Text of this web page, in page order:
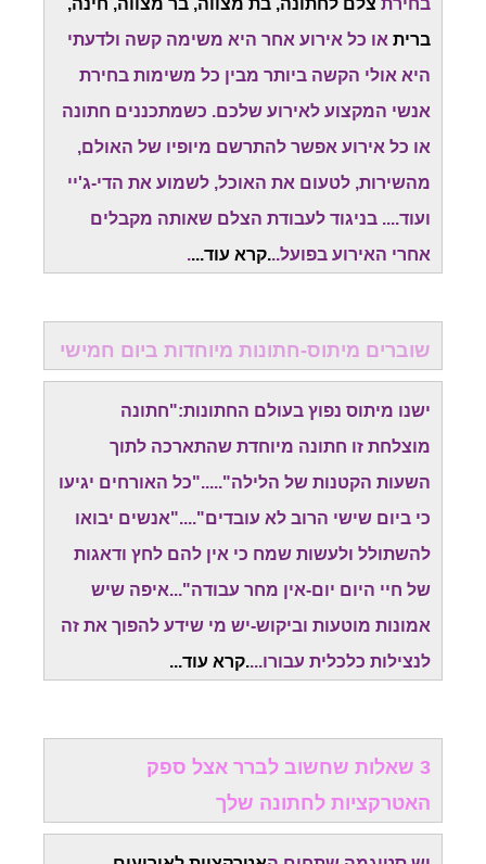
בחירת צלם לחתונה, בת מצווה, בר מצווה, חינה,
ברית או כל אירוע אחר היא משימה קשה ולדעתי
היא אולי הקשה ביותר מבין כל משימות בחירת
אנשי המקצוע לאירוע שלכם. כשמתכננים חתונה
או כל אירוע אפשר להתרשם מיופיו של האולם,
מהשירות, לטעום את האוכל, לשמוע את הדי-ג'יי
ועוד.... בניגוד לעבודת הצלם שאותה מקבלים
אחרי האירוע בפועל...קרא עוד...
.
שוברים מיתוס-חתונות מיוחדות ביום חמישי
ישנו מיתוס נפוץ בעולם החתונות:"חתונה
מוצלחת זו חתונה מיוחדת שהתארכה לתוך
השעות הקטנות של הלילה"....."כל האורחים יגיעו
כי ביום שישי הרוב לא עובדים"...."אנשים יבואו
להשתולל ולעשות שמח כי אין להם לחץ ודאגות
של חיי היום יום-אין מחר עבודה"...איפה שיש
אמונות מוטעות וביקוש-יש מי שידע להפוך את זה
לנצילות כלכלית עבורו....קרא עוד...
3 שאלות שחשוב לברר אצל ספק
האטרקציות לחתונה שלך